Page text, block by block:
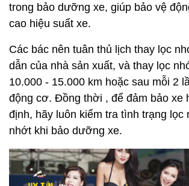
trong bảo dưỡng xe, giúp bảo vệ
cao hiệu suất xe.
Các bác nên tuân thủ lịch thay lọc
dẫn của nhà sản xuất, và thay lọc
10.000 - 15.000 km hoặc sau mỗi 2
động cơ. Đồng thời , để đảm bảo xe
định, hãy luôn kiểm tra tình trạng lọc
nhớt khi bảo dưỡng xe.